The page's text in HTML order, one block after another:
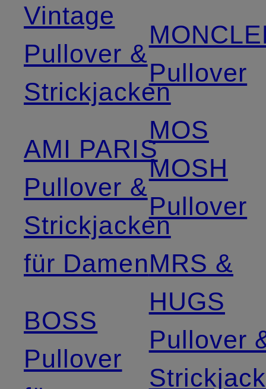
Vintage
Pullover &
Strickjacken
AMI PARIS
Pullover &
Strickjacken
für Damen
BOSS
Pullover
Pullover
MOS
MOSH
Pullover
MRS &
HUGS
Pullover